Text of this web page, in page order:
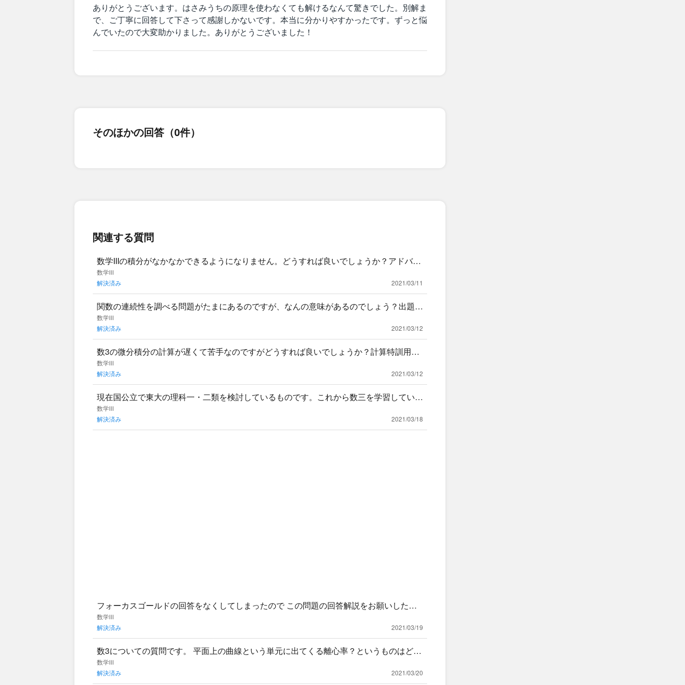
ありがとうございます。はさみうちの原理を使わなくても解けるなんて驚きでした。別解ま
で、ご丁寧に回答して下さって感謝しかないです。本当に分かりやすかったです。ずっと悩
んでいたので大変助かりました。ありがとうございました！
そのほかの回答（0件）
関連する質問
数学IIIの積分がなかなかできるようになりません。どうすれば良いでしょうか？アドバイ
スお願いします。
数学Ⅲ
解決済み
2021/03/11
関数の連続性を調べる問題がたまにあるのですが、なんの意味があるのでしょう？出題さ
れる例題が簡単すぎるのか、ただ公式に当て
数学Ⅲ
解決済み
2021/03/12
数3の微分積分の計算が遅くて苦手なのですがどうすれば良いでしょうか？計算特訓用に
問題集とか使ったほうがいいですかね？
数学Ⅲ
解決済み
2021/03/12
現在国公立で東大の理科一・二類を検討しているものです。これから数三を学習していく
のですが、東大の入試に頻出の単元は特に重
数学Ⅲ
解決済み
2021/03/18
フォーカスゴールドの回答をなくしてしまったので この問題の回答解説をお願いしたい
です
数学Ⅲ
解決済み
2021/03/19
数3についての質問です。 平面上の曲線という単元に出てくる離心率？というものはどん
な時に使えば良いのでしょうか？ 使い所
数学Ⅲ
解決済み
2021/03/20